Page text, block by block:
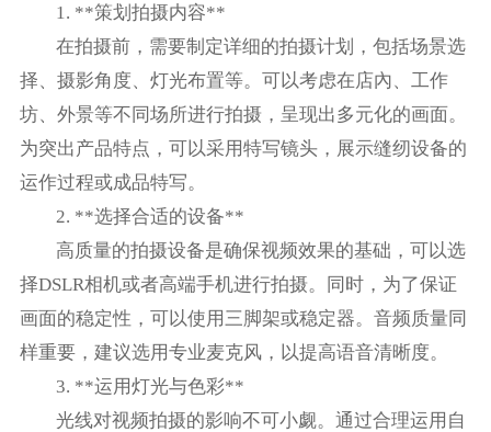
1. **策划拍摄内容**
在拍摄前，需要制定详细的拍摄计划，包括场景选
择、摄影角度、灯光布置等。可以考虑在店內、工作
坊、外景等不同场所进行拍摄，呈现出多元化的画面。
为突出产品特点，可以采用特写镜头，展示缝纫设备的
运作过程或成品特写。
2. **选择合适的设备**
高质量的拍摄设备是确保视频效果的基础，可以选
择DSLR相机或者高端手机进行拍摄。同时，为了保证
画面的稳定性，可以使用三脚架或稳定器。音频质量同
样重要，建议选用专业麦克风，以提高语音清晰度。
3. **运用灯光与色彩**
光线对视频拍摄的影响不可小觑。通过合理运用自